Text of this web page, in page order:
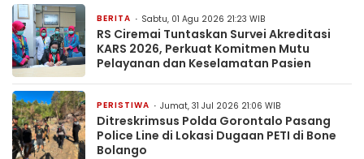
BERITA Sabtu, 01 Agu 2026 21:23 WIB
RS Ciremai Tuntaskan Survei Akreditasi
KARS 2026, Perkuat Komitmen Mutu
Pelayanan dan Keselamatan Pasien
PERISTIWA Jumat, 31 Jul 2026 21:06 WIB
Ditreskrimsus Polda Gorontalo Pasang
Police Line di Lokasi Dugaan PETI di Bone
Bolango